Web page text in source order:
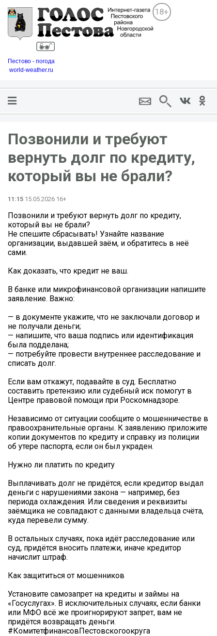
18+
Пестово - погода
world-weather.ru
Позвонили и требуют
вернуть долг по кредиту,
который вы не брали?
11:15 15.05.2026 16+
Позвонили и требуют вернуть долг по кредиту,
который вы не брали?
Не спешите сбрасывать! Узнайте название
организации, выдавшей заём, и обратитесь в неё
сами.
Как доказать, что кредит не ваш.
В банке или микрофинансовой организации напишите
заявление. Важно:
— в документе укажите, что не заключали договор и
не получали деньги;
— напишите, что ваша подпись или идентификация
была подделана;
— потребуйте провести внутреннее расследование и
списать долг.
Если вам откажут, подавайте в суд. Бесплатно
составить претензию или судебный иск помогут в
Центре правовой помощи при Роскомнадзоре.
Независимо от ситуации сообщите о мошенничестве в
правоохранительные органы. К заявлению приложите
копии документов по кредиту и справку из полиции
об утере паспорта, если он был украден.
Нужно ли платить по кредиту
Выплачивать долг не придётся, если кредитор выдал
деньги с нарушениями закона — например, без
периода охлаждения. Или сведения и реквизиты
заёмщика не совпадают с данными владельца счёта,
куда перевели сумму.
В остальных случаях, пока идёт расследование или
суд, придётся вносить платежи, иначе кредитор
начислит штраф.
Как защититься от мошенников
Установите самозапрет на кредиты и займы на
«Госуслугах». В исключительных случаях, если банки
или МФО всё же проигнорируют запрет, вам не
придётся возвращать деньги.
#КомитетфинансовПестовскогоокруга